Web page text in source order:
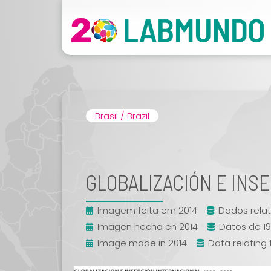
Brasil / Brazil
GLOBALIZACIÓN E
Imagem feita em 2014
Dados
Imagen hecha en 2014
Datos de
Image made in 2014
Data relating